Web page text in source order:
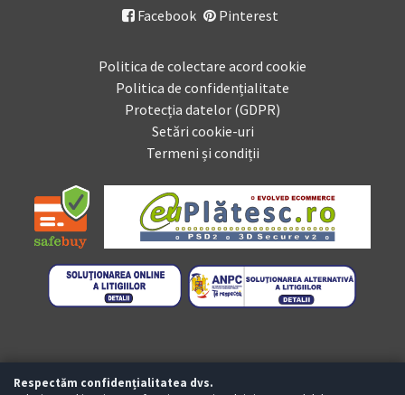
 Facebook Pinterest
Politica de colectare acord cookie
Politica de confidențialitate
Protecția datelor (GDPR)
Setări cookie-uri
Termeni și condiții
Respectăm confidențialitatea dvs.